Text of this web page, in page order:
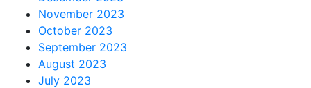
November 2023
October 2023
September 2023
August 2023
July 2023